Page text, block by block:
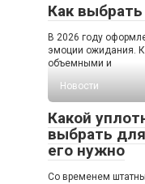
Как
В 2026 году
эмоции ожидания.
объемными и
Новости
Какой
выбрать
его нужно
Со временем